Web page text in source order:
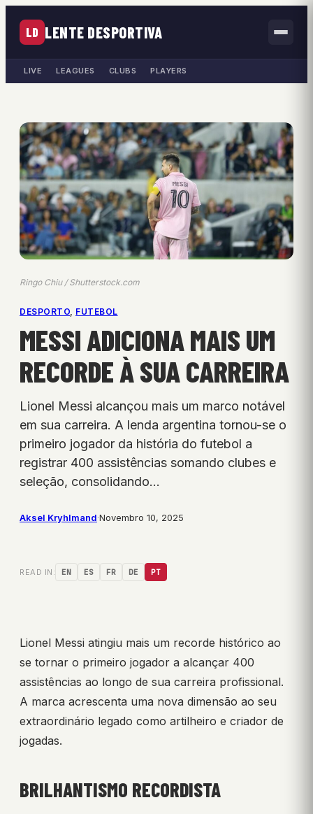
LD LENTE DESPORTIVA
LIVE LEAGUES CLUBS PLAYERS
Ringo Chiu / Shutterstock.com
DESPORTO, FUTEBOL
MESSI ADICIONA MAIS UM
RECORDE À SUA CARREIRA
Lionel Messi alcançou mais um marco notável
em sua carreira. A lenda argentina tornou-se o
primeiro jogador da história do futebol a
registrar 400 assistências somando clubes e
seleção, consolidando…
Aksel Kryhlmand·Novembro 10, 2025
READ IN: EN ES FR DE PT
Lionel Messi atingiu mais um recorde histórico ao
se tornar o primeiro jogador a alcançar 400
assistências ao longo de sua carreira profissional.
A marca acrescenta uma nova dimensão ao seu
extraordinário legado como artilheiro e criador de
jogadas.
BRILHANTISMO RECORDISTA